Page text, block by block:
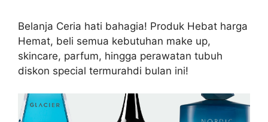
Belanja Ceria hati bahagia! Produk Hebat harga
Hemat, beli semua kebutuhan make up,
skincare, parfum, hingga perawatan tubuh
diskon special termurahdi bulan ini!